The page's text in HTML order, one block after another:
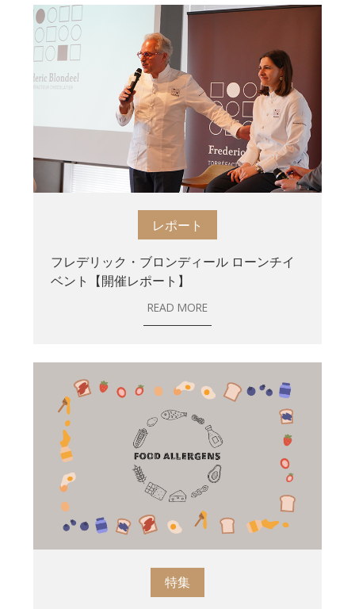
レポート
フレデリック・ブロンディール ローンチイ
ベント【開催レポート】
READ MORE
特集